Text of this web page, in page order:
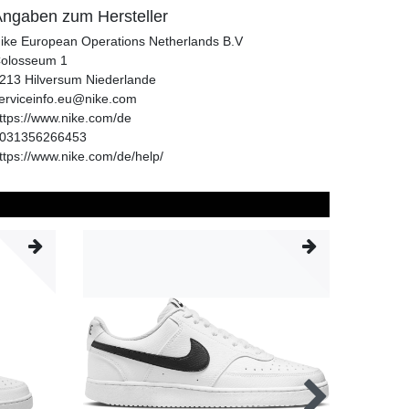
zum Hersteller
European Operations Netherlands B.V
1
Hilversum Niederlande
www.nike.com/de
www.nike.com/de/help/